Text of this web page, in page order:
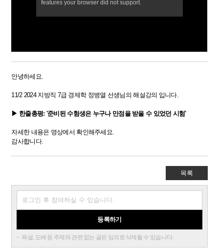
안녕하세요.
11/2 2024 지방직 7급 경제학 정병열 선생님의 해설강의 입니다.
▶ 한줄총평: '준비된 수험생은 누구나 만점을 받을 수 있었던 시험​​'
자세한 내용은 영상에서 확인해주세요.
감사합니다.​
목록
등록하기
욕설, 도배 등 주제와 관련 없는 글은 임의로 삭제될 수 있습니다.